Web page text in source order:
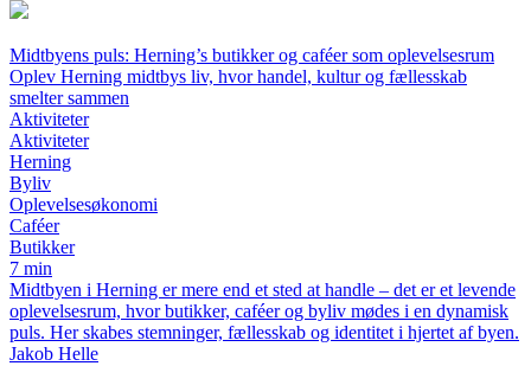
Midtbyens puls: Herning’s butikker og caféer som oplevelsesrum
Oplev Herning midtbys liv, hvor handel, kultur og fællesskab
smelter sammen
Aktiviteter
Aktiviteter
Herning
Byliv
Oplevelsesøkonomi
Caféer
Butikker
7 min
Midtbyen i Herning er mere end et sted at handle – det er et levende
oplevelsesrum, hvor butikker, caféer og byliv mødes i en dynamisk
puls. Her skabes stemninger, fællesskab og identitet i hjertet af byen.
Jakob Helle